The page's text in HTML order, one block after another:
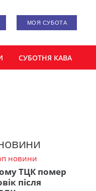
МОЯ СУБОТА
СУБОТНЯ КАВА
новини
ТЦК помер
після